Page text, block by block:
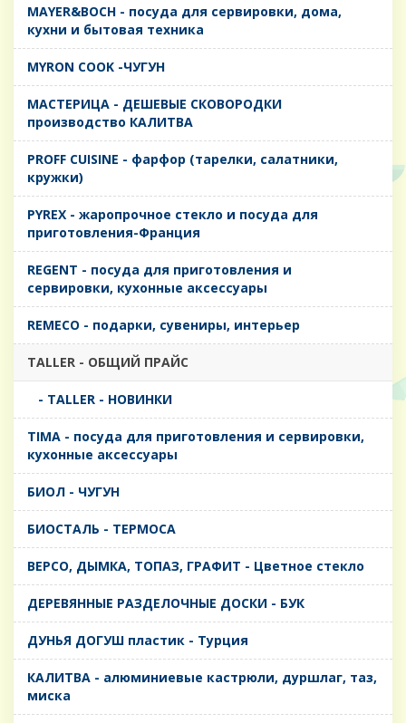
MAYER&BOCH - посуда для сервировки, дома,
кухни и бытовая техника
MYRON COOK -ЧУГУН
MАСТЕРИЦА - ДЕШЕВЫЕ СКОВОРОДКИ
производство КАЛИТВА
PROFF CUISINE - фарфор (тарелки, салатники,
кружки)
PYREX - жаропрочное стекло и посуда для
приготовления-Франция
REGENT - посуда для приготовления и
сервировки, кухонные аксессуары
REMECO - подарки, сувениры, интерьер
TALLER - ОБЩИЙ ПРАЙС
- TALLER - НОВИНКИ
TIMA - посуда для приготовления и сервировки,
кухонные аксессуары
БИОЛ - ЧУГУН
БИОСТАЛЬ - ТЕРМОСА
ВЕРСО, ДЫМКА, ТОПАЗ, ГРАФИТ - Цветное стекло
ДЕРЕВЯННЫЕ РАЗДЕЛОЧНЫЕ ДОСКИ - БУК
ДУНЬЯ ДОГУШ пластик - Турция
КАЛИТВА - алюминиевые кастрюли, дуршлаг, таз,
миска